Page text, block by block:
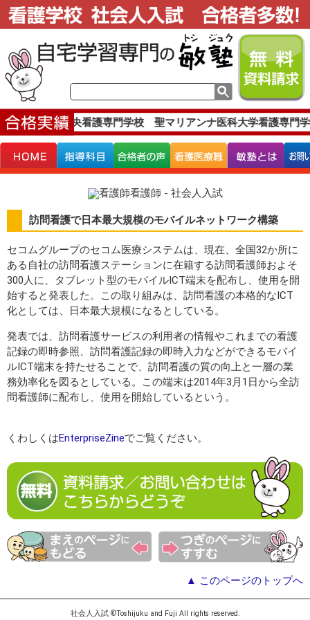
す。上尾中央看護専門学校 聖マリアンナ医科大学看護専門
訪問看護で日本最大規模のモバイルネットワーク構築
セコムグループのセコム医療システムは、現在、全国32か所に
ある自社の訪問看護ステーションに在籍する訪問看護師およそ
300人に、タブレット型のモバイルICT端末を配布し、使用を開
始すると発表した。この取り組みは、訪問看護の本格的なICT
化としては、日本最大規模になるとしている。
発表では、訪問看護サービスの利用者の情報やこれまでの看護
記録の即時参照、訪問看護記録の即時入力などができるモバイ
ルICT端末を持たせることで、訪問看護の質の向上と一層の業
務効率化を図るとしている。この端末は2014年3月1日から全訪
問看護師に配布し、使用を開始しているという。
くわしくはEnterpriseZineでご覧ください。
▲ このページのトップへ
社会人入試 ©Toshijuku and Fuji All rights reserved.